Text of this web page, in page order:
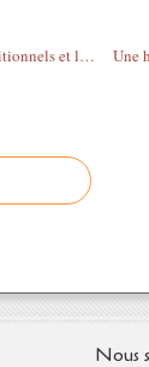
Les appellations des principaux papiers traditionnels et leurs dimensions en centimètres
Nous